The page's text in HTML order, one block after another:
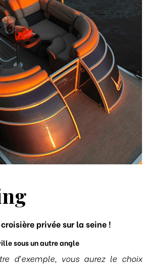
privée sur la seine !
sous un autre angle
d’exemple, vous aurez le choix